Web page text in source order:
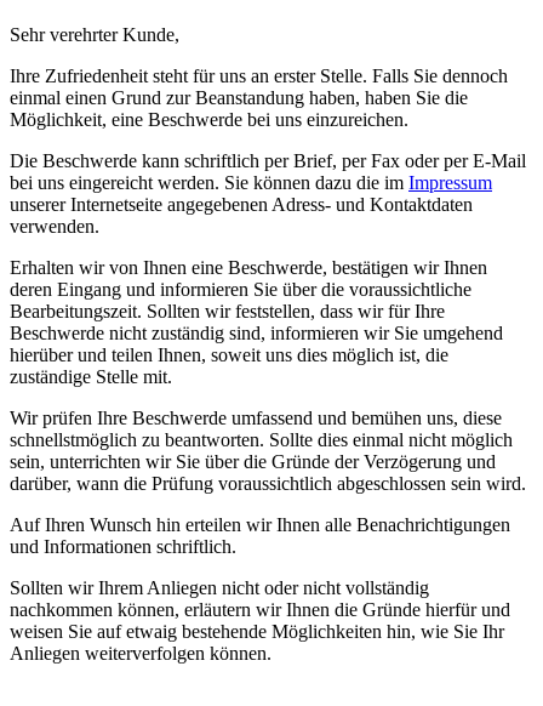
Sehr verehrter Kunde,
Ihre Zufriedenheit steht für uns an erster Stelle. Falls Sie dennoch
einmal einen Grund zur Beanstandung haben, haben Sie die
Möglichkeit, eine Beschwerde bei uns einzureichen.
Die Beschwerde kann schriftlich per Brief, per Fax oder per E-Mail
bei uns eingereicht werden. Sie können dazu die im Impressum
unserer Internetseite angegebenen Adress- und Kontaktdaten
verwenden.
Erhalten wir von Ihnen eine Beschwerde, bestätigen wir Ihnen
deren Eingang und informieren Sie über die voraussichtliche
Bearbeitungszeit. Sollten wir feststellen, dass wir für Ihre
Beschwerde nicht zuständig sind, informieren wir Sie umgehend
hierüber und teilen Ihnen, soweit uns dies möglich ist, die
zuständige Stelle mit.
Wir prüfen Ihre Beschwerde umfassend und bemühen uns, diese
schnellstmöglich zu beantworten. Sollte dies einmal nicht möglich
sein, unterrichten wir Sie über die Gründe der Verzögerung und
darüber, wann die Prüfung voraussichtlich abgeschlossen sein wird.
Auf Ihren Wunsch hin erteilen wir Ihnen alle Benachrichtigungen
und Informationen schriftlich.
Sollten wir Ihrem Anliegen nicht oder nicht vollständig
nachkommen können, erläutern wir Ihnen die Gründe hierfür und
weisen Sie auf etwaig bestehende Möglichkeiten hin, wie Sie Ihr
Anliegen weiterverfolgen können.